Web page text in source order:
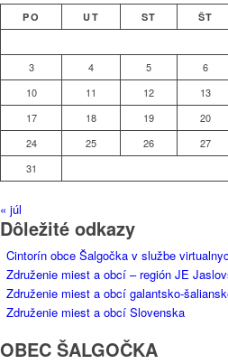
PO UT ST ŠT
3
4 5 6
10
11 12 13
17
18 19 20
24
25 26 27
31
« júl
Dôležité odkazy
Cintorín obce Šalgočka v službe
Združenie miest a obcí – región JE
Združenie miest a obcí galantsko-
Združenie miest a obcí Slovenska
OBEC ŠALGOČKA